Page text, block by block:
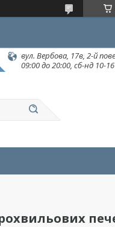
вул. Вербова, 17в, 2-й
09:00 до 20:00, сб-нд 10-